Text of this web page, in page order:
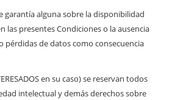
garantía alguna sobre la disponibilidad
las presentes Condiciones o la ausencia
pérdidas de datos como consecuencia
en su caso) se reservan todos
intelectual y demás derechos sobre